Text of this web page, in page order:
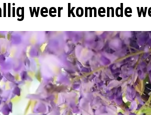
weer komende